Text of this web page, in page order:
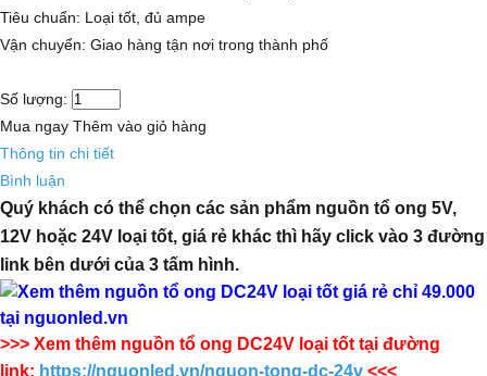
Tiêu chuẩn: Loại tốt, đủ ampe
Vận chuyển: Giao hàng tận nơi trong thành phố
Số lượng:
Mua ngay Thêm vào giỏ hàng
Thông tin chi tiết
Bình luận
Quý khách có thể chọn các sản phẩm nguồn tổ ong 5V,
12V hoặc 24V loại tốt, giá rẻ khác thì hãy click vào 3 đường
link bên dưới của 3 tấm hình.
​>>> Xem thêm nguồn tổ ong DC24V loại tốt tại đường
link: https://nguonled.vn/nguon-tong-dc-24v <<<